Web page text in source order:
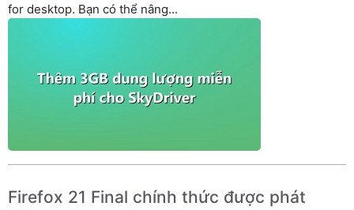
for desktop. Bạn có thể nâng...
Firefox 21 Final chính thức được phát